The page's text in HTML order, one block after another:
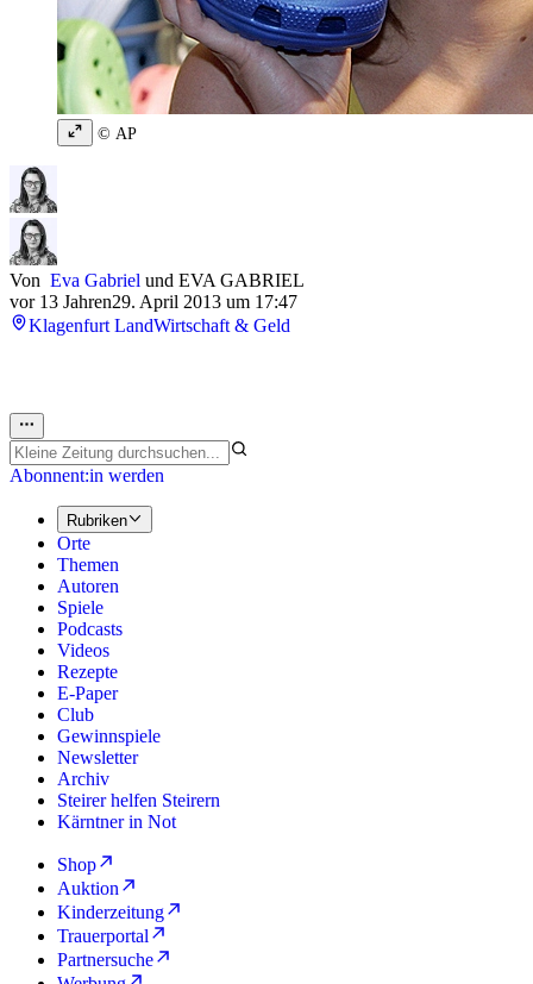
© AP
Von Eva Gabriel und EVA GABRIEL
vor 13 Jahren29. April 2013 um 17:47
Klagenfurt LandWirtschaft & Geld
Abonnent:in werden
Rubriken
Orte
Themen
Autoren
Spiele
Podcasts
Videos
Rezepte
E-Paper
Club
Gewinnspiele
Newsletter
Archiv
Steirer helfen Steirern
Kärntner in Not
Shop
Auktion
Kinderzeitung
Trauerportal
Partnersuche